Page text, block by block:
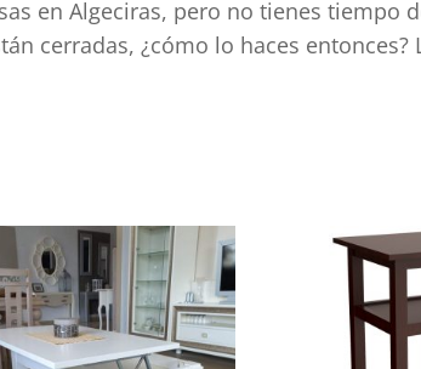
en Algeciras, pero no tienes tiempo
cerradas, ¿cómo lo haces